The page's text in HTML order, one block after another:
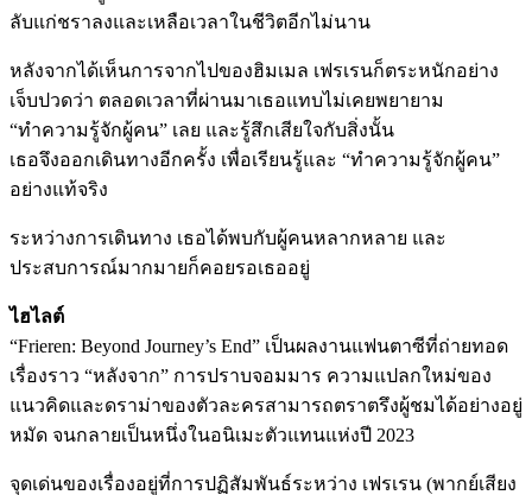
ลับแก่ชราลงและเหลือเวลาในชีวิตอีกไม่นาน
หลังจากได้เห็นการจากไปของฮิมเมล เฟรเรนก็ตระหนักอย่าง
เจ็บปวดว่า ตลอดเวลาที่ผ่านมาเธอแทบไม่เคยพยายาม
“ทำความรู้จักผู้คน” เลย และรู้สึกเสียใจกับสิ่งนั้น
เธอจึงออกเดินทางอีกครั้ง เพื่อเรียนรู้และ “ทำความรู้จักผู้คน”
อย่างแท้จริง
ระหว่างการเดินทาง เธอได้พบกับผู้คนหลากหลาย และ
ประสบการณ์มากมายก็คอยรอเธออยู่
ไฮไลต์
“Frieren: Beyond Journey’s End” เป็นผลงานแฟนตาซีที่ถ่ายทอด
เรื่องราว “หลังจาก” การปราบจอมมาร ความแปลกใหม่ของ
แนวคิดและดราม่าของตัวละครสามารถตราตรึงผู้ชมได้อย่างอยู่
หมัด จนกลายเป็นหนึ่งในอนิเมะตัวแทนแห่งปี 2023
จุดเด่นของเรื่องอยู่ที่การปฏิสัมพันธ์ระหว่าง เฟรเรน (พากย์เสียง